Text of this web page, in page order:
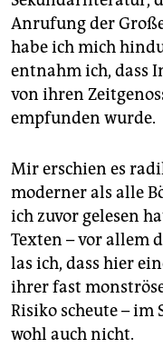
Anrufung der
habe ich mich
entnahm ich, dass
von ihren
empfunden wurde.
Mir erschien es
moderner als alle
ich zuvor gelesen
Texten – vor allem
las ich, dass hier
ihrer fast
Risiko scheute –
wohl auch nicht.